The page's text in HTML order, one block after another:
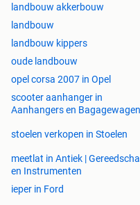
landbouw akkerbouw
landbouw
landbouw kippers
oude landbouw
opel corsa 2007 in Opel
scooter aanhanger in
Aanhangers en
stoelen verkopen in Stoelen
meetlat in Antiek |
en Instrumenten
ieper in Ford